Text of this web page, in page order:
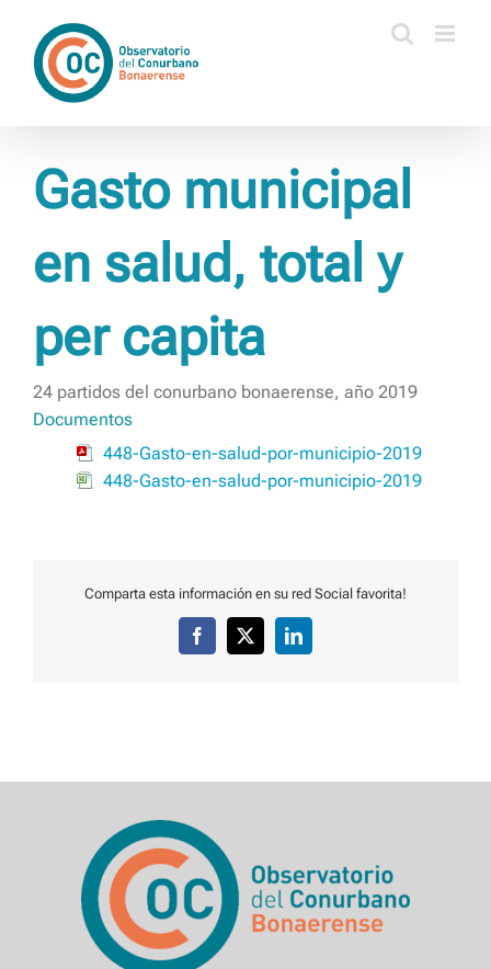
contenido
Gasto municipal
en salud, total y
per capita
24 partidos del conurbano bonaerense, año 2019
Documentos
448-Gasto-en-salud-por-municipio-2019
448-Gasto-en-salud-por-municipio-2019
Comparta esta información en su red Social favorita!
Facebook
X LinkedIn